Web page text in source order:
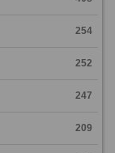
254
252
247
209